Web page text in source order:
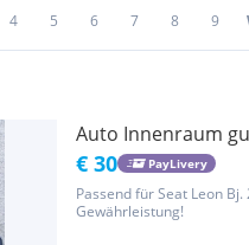
4 5 6 7 8 9
Auto Innenraum
€ 30 PayLivery
Passend für Seat Leon
Gewährleistung!